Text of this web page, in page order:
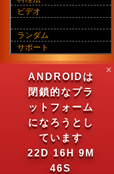
ビデオ
ランダム
サポート
ANDROIDは
閉鎖的なプラ
ットフォーム
になろうとし
ています
22D 16H 9M
46S
✕